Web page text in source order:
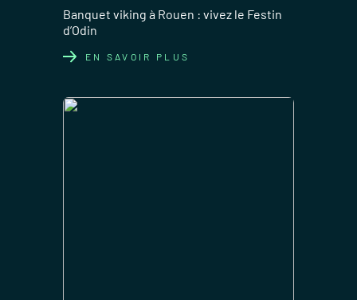
EN SAVOIR PLUS
Banquet viking à Rouen : vivez le Festin
d’Odin